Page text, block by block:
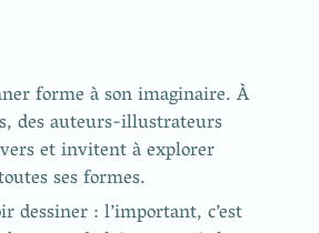
forme à son imaginaire. À
des auteurs-illustrateurs
et invitent à explorer
ses formes.
dessiner : l’important, c’est